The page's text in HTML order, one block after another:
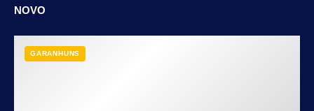
NOVO
GARANHUNS